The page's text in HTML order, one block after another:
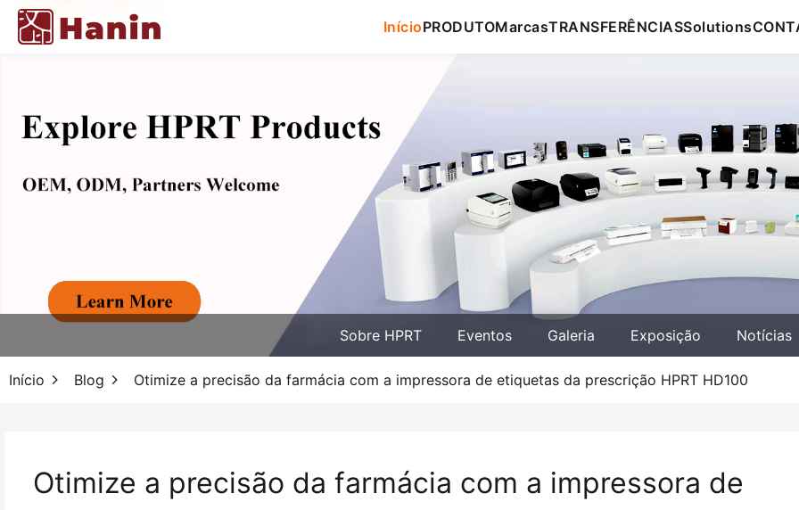
InícioPRODUTOMarcasTRANSFERÊNCIASSolutions
Sobre HPRT Eventos Galeria Exposição Notícias
Início Blog Otimize a precisão da farmácia com a impressora de etiquetas da prescrição HPRT HD100
Otimize a precisão da farmácia com a impressora de